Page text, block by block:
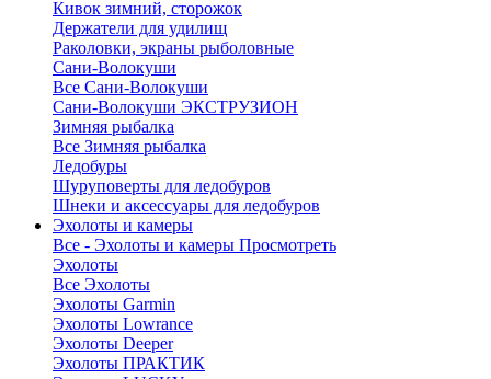
Кивок зимний, сторожок
Держатели для удилищ
Раколовки, экраны рыболовные
Сани-Волокуши
Все Сани-Волокуши
Сани-Волокуши ЭКСТРУЗИОН
Зимняя рыбалка
Все Зимняя рыбалка
Ледобуры
Шуруповерты для ледобуров
Шнеки и аксессуары для ледобуров
Эхолоты и камеры
Все - Эхолоты и камеры Просмотреть
Эхолоты
Все Эхолоты
Эхолоты Garmin
Эхолоты Lowrance
Эхолоты Deeper
Эхолоты ПРАКТИК